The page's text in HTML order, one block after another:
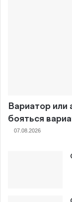
Вариатор или
бояться
07.08.2026